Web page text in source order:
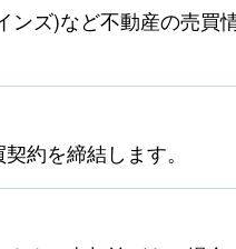
ズ)など不動産の売買
約を締結します。